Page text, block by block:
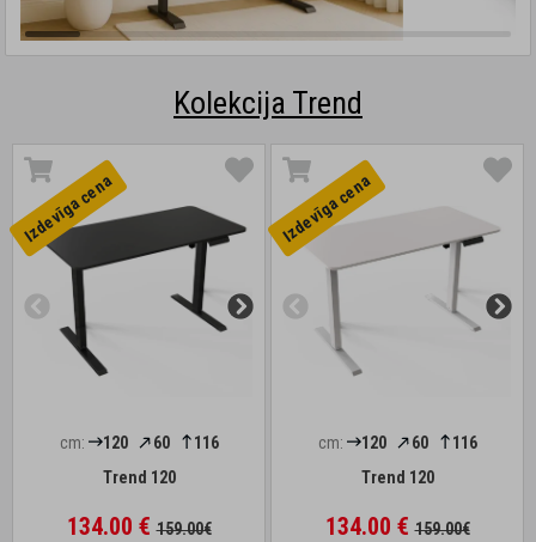
Kolekcija Trend
Izdevīga cena
cm: 120 60
116
Trend 120
134.00 €159.00€
Izdevīga cena
cm: 120 60
116
Trend 120
134.00 €159.00€